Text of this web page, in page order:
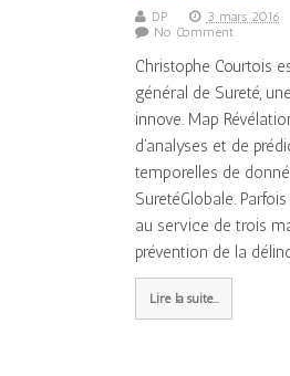
DP 3 mars 2016
No Comment
Christophe Courtois
général de Sureté,
innove. Map
d’analyses et de
temporelles de
SuretéGlobale.
au service de trois
prévention de la
Lire la suite...